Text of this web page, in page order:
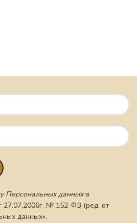
Персональных данныхв
27.07.2006г. № 152-ФЗ (ред. от
данных».